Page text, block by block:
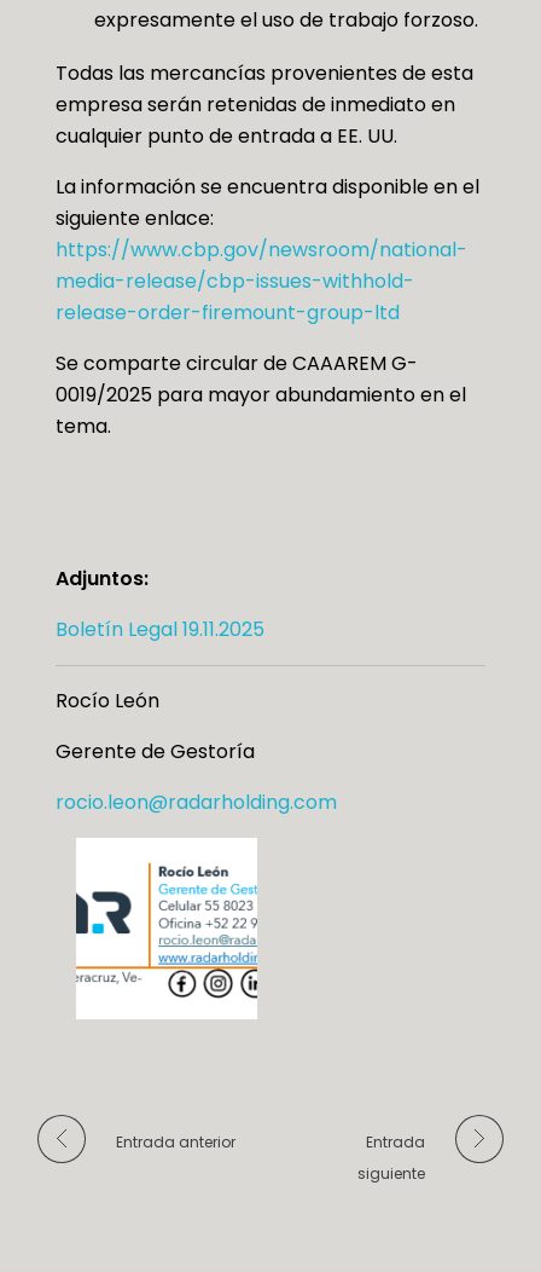
expresamente el uso de trabajo forzoso.
Todas las mercancías provenientes de esta
empresa serán retenidas de inmediato en
cualquier punto de entrada a EE. UU.
La información se encuentra disponible en el
siguiente enlace:
https://www.cbp.gov/newsroom/national-
media-release/cbp-issues-withhold-
release-order-firemount-group-ltd
Se comparte circular de CAAAREM G-
0019/2025 para mayor abundamiento en el
tema.
Adjuntos:
Boletín Legal 19.11.2025
Rocío León
Gerente de Gestoría
rocio.leon@radarholding.com
Entrada anterior
Entrada
siguiente